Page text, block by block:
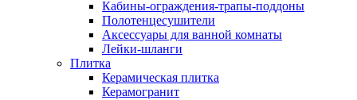
Кабины-ограждения-трапы-поддоны
Полотенцесушители
Аксессуары для ванной комнаты
Лейки-шланги
Плитка
Керамическая плитка
Керамогранит